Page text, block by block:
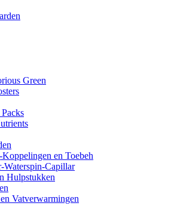
Green
en Toebeh
Waterspin-Capillar
Hulpstukken
Vatverwarmingen